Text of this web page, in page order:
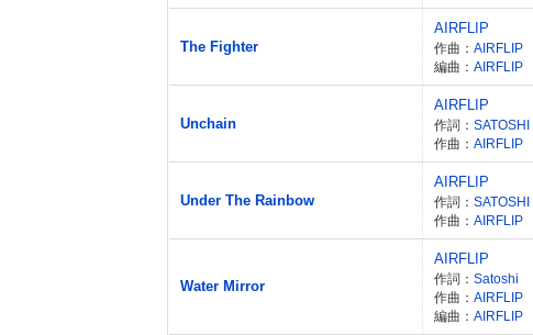
The Fighter
AIRFLIP
作曲： AIRFLIP
編曲： AIRFLIP
Unchain
AIRFLIP
作詞： SATOSHI
作曲： AIRFLIP
Under The Rainbow
AIRFLIP
作詞： SATOSHI
作曲： AIRFLIP
Water Mirror
AIRFLIP
作詞： Satoshi
作曲： AIRFLIP
編曲： AIRFLIP